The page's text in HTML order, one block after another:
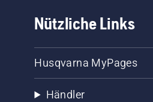
Nützliche Links
Husqvarna MyPages
Händler